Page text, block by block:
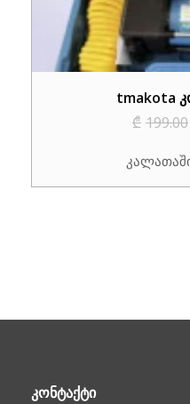
tmakota
₾ 199.00
ᲙᲝᲜᲢᲐᲥᲢᲘ